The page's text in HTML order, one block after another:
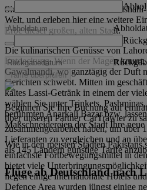
Sie stehen staunend vor der
Welt, und erleben hier eine weitere
Erbe dieser großen, alten Stadt.
Die kulinarischen Genüsse von
Entdeckung. Wenn der Magen
Gawalmandi, wo ganztägig der Duft
Gerichten schwebt. Mitten im
kaltes Lassi-Getränk in einem der
wählen Sie unter Trinkets,
berühmten Anarkali Bazar bzw.
Maßschneidereien der Stadt Ihre
Wie in den meisten Städten
einfachste Fortbewegungsmittel in
bietet viele
liegen einige internationale Hotels
Defence Area wurden jüngst einige
Tarife überprüfen
Beginnen Sie Ihre Buchung auf
über unseren Partner CarTrawler zu
zusammengearbeitet haben, um über
Lieferanten zu vergleichen und an
als 145 Ländern günstige Tarife
Flüge ab Deutschland nach